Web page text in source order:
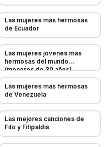
Las mujeres más hermosas
de Ecuador
Las mujeres jóvenes más
hermosas del mundo
(menores de 30 años)
Las mujeres más hermosas
de Venezuela
Las mejores canciones de
Fito y Fitipaldis